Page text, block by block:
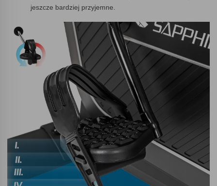
jeszcze bardziej przyjemne.